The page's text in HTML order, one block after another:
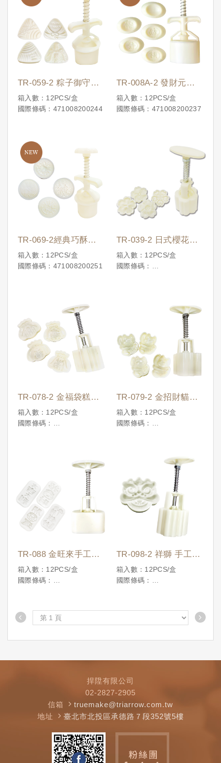
TR-059-2 粽子御守手
工糕餅模(一模四花片)
箱入數：12PCS/盒
國際條碼：471008200244
TR-008A-2 發財元寶
手工糕餅模(一模五花
片)
箱入數：12PCS/盒
國際條碼：471008200237
TR-069-2經典巧酥手
工糕餅模(一模四花片)
箱入數：12PCS/盒
國際條碼：471008200251
TR-039-2 日式櫻花手
工糕餅模
箱入數：12PCS/盒
國際條碼：
TR-078-2 金福袋糕餅
壓模(一模四花片)
箱入數：12PCS/盒
國際條碼：
TR-079-2 金招財貓糕
餅壓模(一模四花片)
箱入數：12PCS/盒
國際條碼：
TR-088 金旺來手工糕
餅模
箱入數：12PCS/盒
國際條碼：
TR-098-2 祥獅 手工糕
餅模
箱入數：12PCS/盒
國際條碼：
捍陞有限公司
02-2827-2905
信箱
truemake@triarrow.com.tw
地址
臺北市北投區承德路７段352號5樓